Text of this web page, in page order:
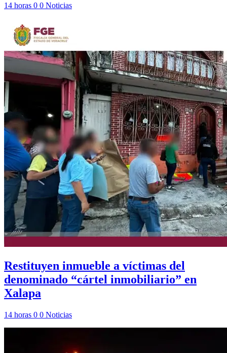
14 horas 0 0 Noticias
Restituyen inmueble a víctimas del
denominado “cártel inmobiliario” en
Xalapa
14 horas 0 0 Noticias